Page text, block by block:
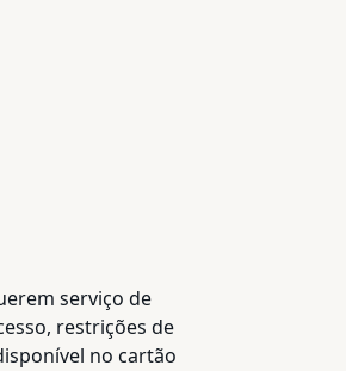
serviço de
restrições de
no cartão